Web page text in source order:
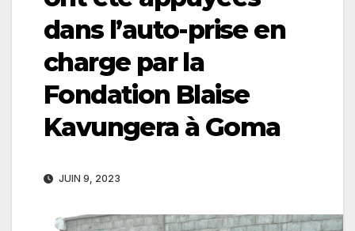
dans l’auto-prise en
charge par la
Fondation Blaise
Kavungera à Goma
JUIN 9, 2023